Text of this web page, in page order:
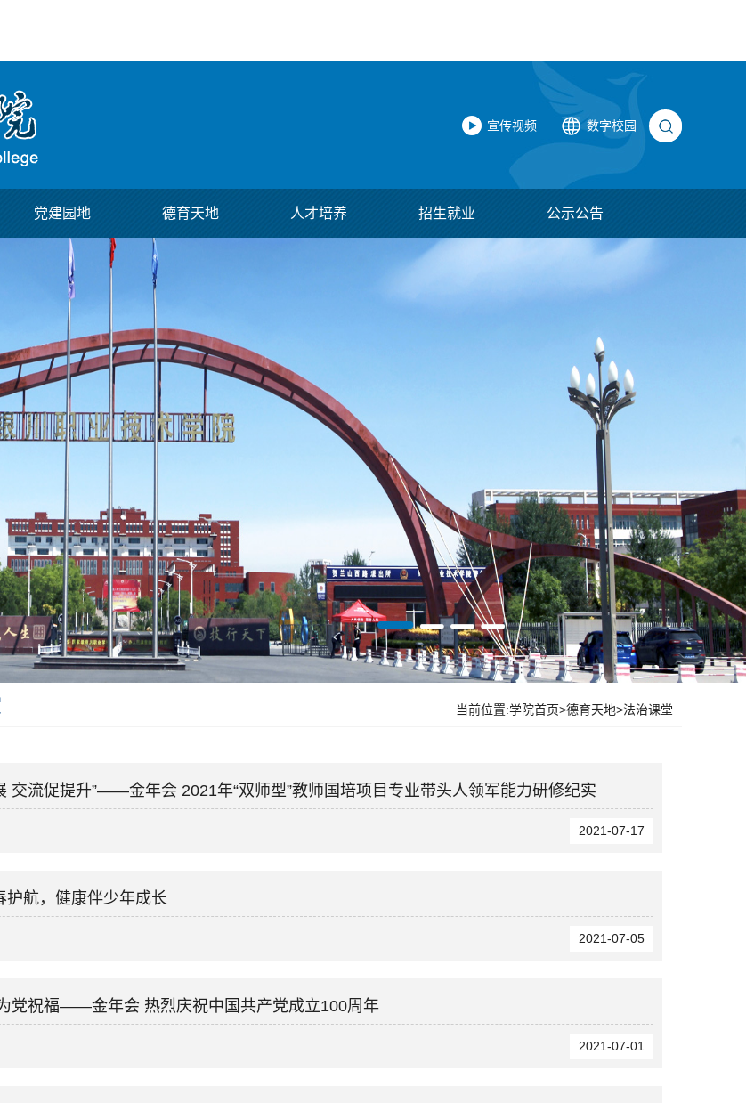
宣传视频 数字校园
党建园地 德育天地 人才培养 招生就业 公示公告
当前位置:学院首页>德育天地>法治课堂
交流促提升”——金年会 2021年“双师型”教师国培项目专业带头人领军能力研修纪实
2021-07-17
护航，健康伴少年成长
2021-07-05
党祝福——金年会 热烈庆祝中国共产党成立100周年
2021-07-01